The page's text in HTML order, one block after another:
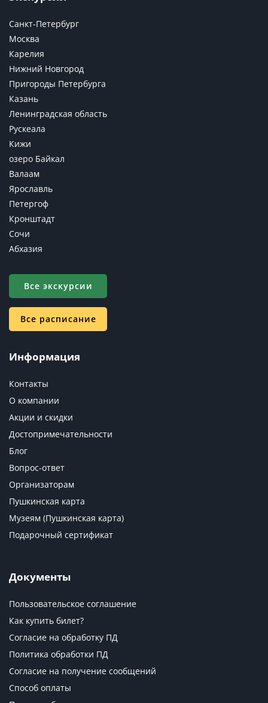
Санкт-Петербург
Москва
Карелия
Нижний Новгород
Пригороды Петербурга
Казань
Ленинградская область
Рускеала
Кижи
озеро Байкал
Валаам
Ярославль
Петергоф
Кронштадт
Сочи
Абхазия
Все экскурсии
Все расписание
Информация
Контакты
О компании
Акции и скидки
Достопримечательности
Блог
Вопрос-ответ
Организаторам
Пушкинская карта
Музеям (Пушкинская карта)
Подарочный сертификат
Документы
Пользовательское соглашение
Как купить билет?
Согласие на обработку ПД
Политика обработки ПД
Согласие на получение сообщений
Способ оплаты